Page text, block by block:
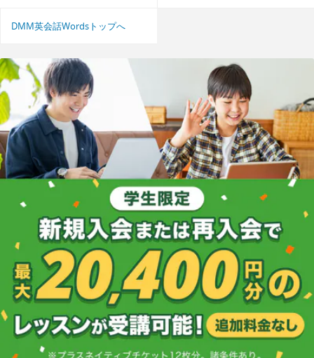
DMM英会話Wordsトップへ